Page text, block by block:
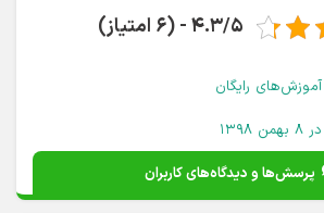
4.3/5 - (6 امتیاز)
آموزش‌های رایگان
پرسش‌ها و دیدگاه‌های کاربران